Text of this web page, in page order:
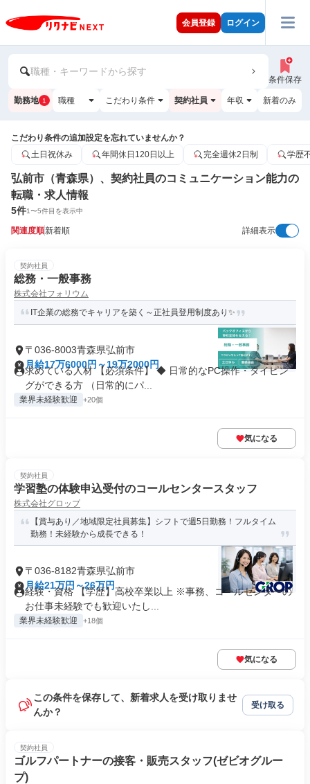
会員登録 ログイン
職種・キーワードから探す
条件保存
勤務地 1 職種 こだわり条件 契約社員 年収 新着のみ
こだわり条件の追加設定を忘れていませんか？
土日祝休み
年間休日120日以上 完全週休2日制 学歴
弘前市（青森県）、契約社員のコミュニケーション能力の
転職・求人情報
5件1〜5件目を表示中
関連度順新着順 詳細表示
契約社員
総務・一般事務
株式会社フォリウム
IT企業の総務でキャリアを築く～正社員登用制度あり✨
〒036-8003青森県弘前市
月給17万6000円～19万2000円
求めている人材 【必須条件】 ◆ 日常的なPC操作・タイピン
グができる方 （日常的にパ...
業界未経験歓迎 +20個
気になる
契約社員
学習塾の体験申込受付のコールセンタースタッフ
株式会社グロップ
【賞与あり／地域限定社員募集】シフトで週5日勤務！フルタイム
勤務！未経験から成長できる！
〒036-8182青森県弘前市
月給21万円～26万円
経験・資格 【学歴】高校卒業以上 ※事務、コールセンターの
お仕事未経験でも歓迎いたし...
業界未経験歓迎 +18個
気になる
この条件を保存して、新着求人を受け取りませ
んか？
受け取る
契約社員
ゴルフパートナーの接客・販売スタッフ(ゼビオグルー
プ)